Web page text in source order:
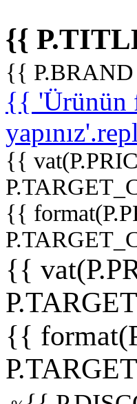
{{
{{
{{ 'Ürünün
{{
{{
{{
{{